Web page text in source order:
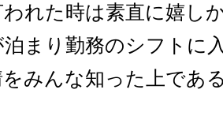
れた時は素直に嬉し
泊まり勤務のシフトに
みんな知った上であ